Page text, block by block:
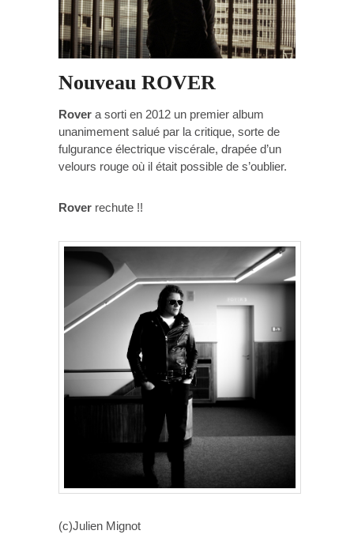
Nouveau ROVER
Rover a sorti en 2012 un premier album
unanimement salué par la critique, sorte de
fulgurance électrique viscérale, drapée d’un
velours rouge où il était possible de s’oublier.
Rover rechute !!
(c)Julien Mignot